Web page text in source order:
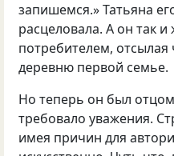
запишемся.» Татьяна
расцеловала. А он так и
потребителем, отсылая
деревню первой семье.
Но теперь он был
требовало уважения.
имея причин для